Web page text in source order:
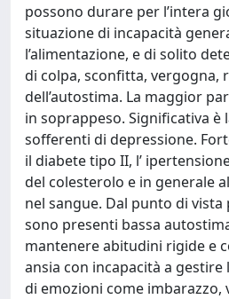
possono durare per l’intera
situazione di incapacità
l’alimentazione, e di solito
di colpa, sconfitta, vergogna,
dell’autostima. La maggior
in soprappeso. Significativa è
sofferenti di depressione.
il diabete tipo II, l’
del colesterolo e in generale
nel sangue. Dal punto di vista
sono presenti bassa
mantenere abitudini rigide e
ansia con incapacità a gestire
di emozioni come imbarazzo,